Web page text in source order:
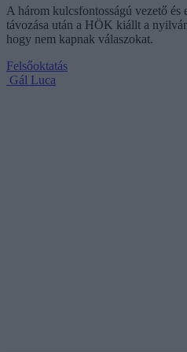
A három kulcsfontosságú vezető
távozása után a HÖK kiállt a
hogy nem kapnak válaszokat.
Felsőoktatás
Gál Luca